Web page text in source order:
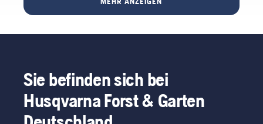
die
demontieren
Um eine
zu
haben
wir mit
und
Rasen
oder?
Aber
Sie befinden sich bei
Husqvarna Forst & Garten